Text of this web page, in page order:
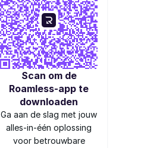
Scan om de
Roamless-app te
downloaden
Ga aan de slag met jouw
alles-in-één oplossing
voor betrouwbare